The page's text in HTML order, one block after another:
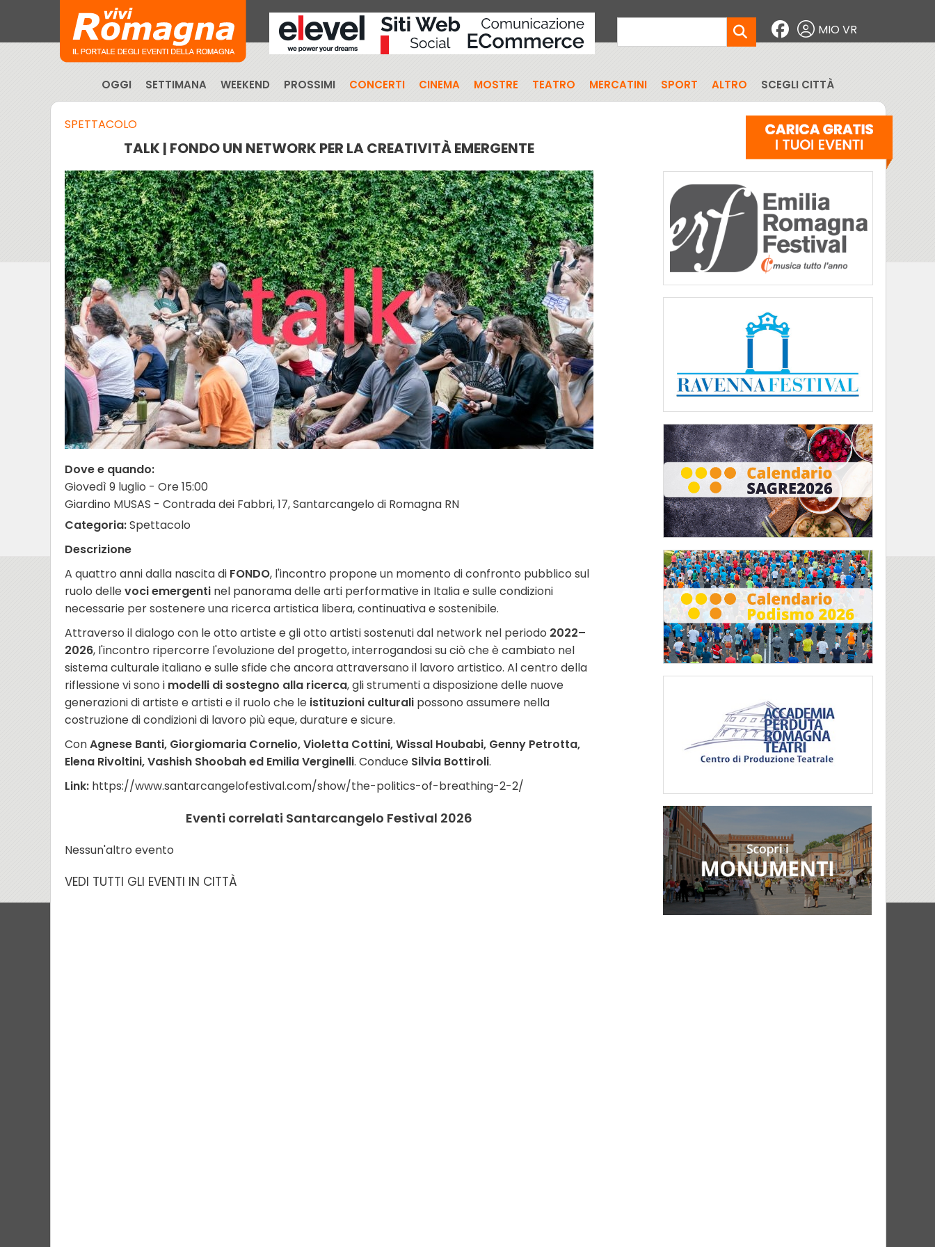
MIO VR
OGGI SETTIMANA WEEKEND PROSSIMI CONCERTI CINEMA MOSTRE TEATRO MERCATINI SPORT ALTRO SCEGLI CITTÀ
SPETTACOLO
TALK | FONDO UN NETWORK PER LA CREATIVITÀ EMERGENTE
Dove e quando:
Giovedì 9 luglio - Ore 15:00
Giardino MUSAS - Contrada dei Fabbri, 17, Santarcangelo di Romagna RN
Categoria:Spettacolo
Descrizione
A quattro anni dalla nascita di FONDO, l'incontro propone un momento di confronto pubblico sul
ruolo dellevoci emergenti nel panorama delle arti performative in Italia e sulle condizioni
necessarie per sostenere una ricerca artistica libera, continuativa e sostenibile.
Attraverso il dialogo con le otto artiste e gli otto artisti sostenuti dal network nel periodo 2022–
2026, l'incontro ripercorre l'evoluzione del progetto, interrogandosi su ciò che è cambiato nel
sistema culturale italiano e sulle sfide che ancora attraversano il lavoro artistico. Al centro della
riflessione vi sono i modelli di sostegno alla ricerca, gli strumenti a disposizione delle nuove
generazioni di artiste e artisti e il ruolo che le istituzioni culturali possono assumere nella
costruzione di condizioni di lavoro più eque, durature e sicure.
ConAgnese Banti, Giorgiomaria Cornelio, Violetta Cottini, Wissal Houbabi, Genny Petrotta,
Elena Rivoltini, Vashish Shoobah ed Emilia Verginelli. Conduce Silvia Bottiroli.
Link: https://www.santarcangelofestival.com/show/the-politics-of-breathing-2-2/
Eventi correlati Santarcangelo Festival 2026
Nessun'altro evento
VEDI TUTTI GLI EVENTI IN CITTÀ